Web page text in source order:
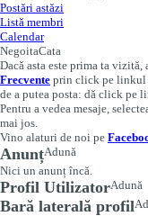
Postări astăzi
Listă membri
Calendar
NegoitaCata
Dacă asta este prima ta
Frecvente prin click pe linkul
de a putea posta: dă click pe
Pentru a vedea mesaje,
mai jos.
Vino alaturi de noi pe
AnunțAdună
Nici un anunț încă.
Profil UtilizatorAdună
Bară laterală profil